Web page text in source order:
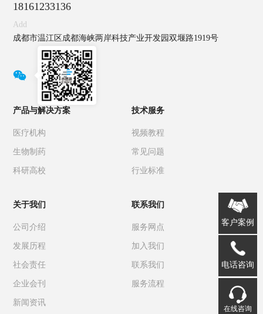
18161233136
Add
成都市温江区成都海峡两岸科技产业开发园双堰路1919号

关于我们
公司介绍
发展历程
社会责任
企业会刊
新闻资讯
产品与解决方案
医疗机构
生物制药
科研高校
技术服务
视频教程
常见问题
行业标准
联系我们
服务网点
加入我们
联系我们
服务流程
客户案例
电话咨询
在线咨询